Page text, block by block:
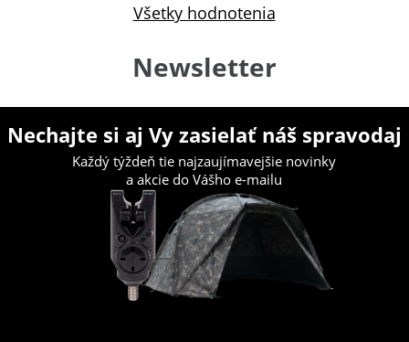
Všetky hodnotenia
Newsletter
Nechajte si aj Vy zasielať náš spravodaj
Každý týždeň tie najzaujímavejšie novinky
a akcie do Vášho e-mailu